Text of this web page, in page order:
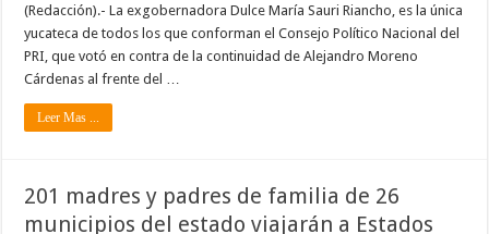
(Redacción).- La exgobernadora Dulce María Sauri Riancho, es la única
yucateca de todos los que conforman el Consejo Político Nacional del
PRI, que votó en contra de la continuidad de Alejandro Moreno
Cárdenas al frente del …
Leer Mas ...
201 madres y padres de familia de 26
municipios del estado viajarán a Estados